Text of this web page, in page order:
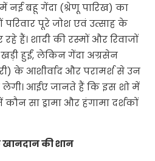
नई बहू गेंदा (श्रेणू पारिख) का
परिवार पूरे जोश एवं उत्साह के
हैं। शादी की रस्मों और रिवाजों
हुईं, लेकिन गेंदा अग्रसेन
के आशीर्वाद और परामर्श से उन
आईए जानते हैं कि इस शो में
सा ड्रामा और हंगामा दर्शकों
खानदान की शान